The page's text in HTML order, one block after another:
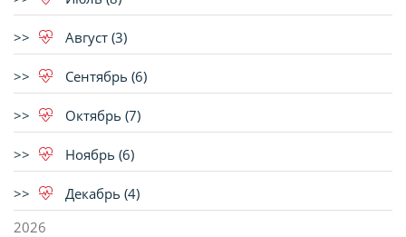
Август (3)
Сентябрь (6)
Октябрь (7)
Ноябрь (6)
Декабрь (4)
2026